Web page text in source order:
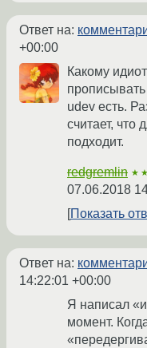
Ответ на:
+00:00
Какому
udev есть.
считает, что
подходит.
redgremlin
07.06.2018
Показать
Ответ на:
14:22:01 +00:00
Я написал
момент.